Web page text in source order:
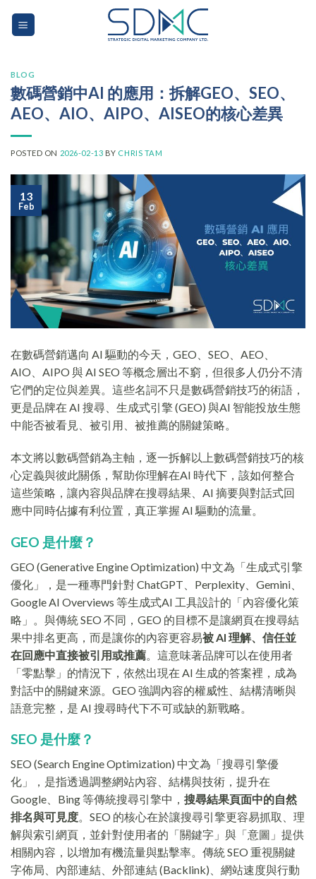
BLOG
數碼營銷中AI 的應用：拆解GEO、SEO、
AEO、AIO、AIPO、AISEO的核心差異
POSTED ON 2026-02-13 BY CHRIS TAM
13
Feb
在數碼營銷邁向 AI 驅動的今天，GEO、SEO、AEO、
AIO、AIPO 與 AI SEO 等概念層出不窮，但很多人仍分不清
它們的定位與差異。這些名詞不只是數碼營銷技巧的術語，
更是品牌在 AI 搜尋、生成式引擎 (GEO) 與AI 智能投放生態
中能否被看見、被引用、被推薦的關鍵策略。
本文將以數碼營銷為主軸，逐一拆解以上數碼營銷技巧的核
心定義與彼此關係，幫助你理解在AI 時代下，該如何整合
這些策略，讓內容與品牌在搜尋結果、AI 摘要與對話式回
應中同時佔據有利位置，真正掌握 AI 驅動的流量。
GEO 是什麼？
GEO (Generative Engine Optimization) 中文為「生成式引擎
優化」，是一種專門針對 ChatGPT、Perplexity、Gemini、
Google AI Overviews 等生成式AI 工具設計的「內容優化策
略」。與傳統 SEO 不同，GEO 的目標不是讓網頁在搜尋結
果中排名更高，而是讓你的內容更容易被 AI 理解、信任並
在回應中直接被引用或推薦 。這意味著品牌可以在使用者
「零點擊」的情況下，依然出現在 AI 生成的答案裡，成為
對話中的關鍵來源。GEO 強調內容的權威性、結構清晰與
語意完整，是 AI 搜尋時代下不可或缺的新戰略。
SEO 是什麼？
SEO (Search Engine Optimization) 中文為「搜尋引擎優
化」，是指透過調整網站內容、結構與技術，提升在
Google、Bing 等傳統搜尋引擎中， 搜尋結果頁面中的自然
排名與可見度。SEO 的核心在於讓搜尋引擎更容易抓取、理
解與索引網頁，並針對使用者的「關鍵字」與「意圖」提供
相關內容，以增加有機流量與點擊率。傳統 SEO 重視關鍵
字佈局、內部連結、外部連結 (Backlink)、網站速度與行動